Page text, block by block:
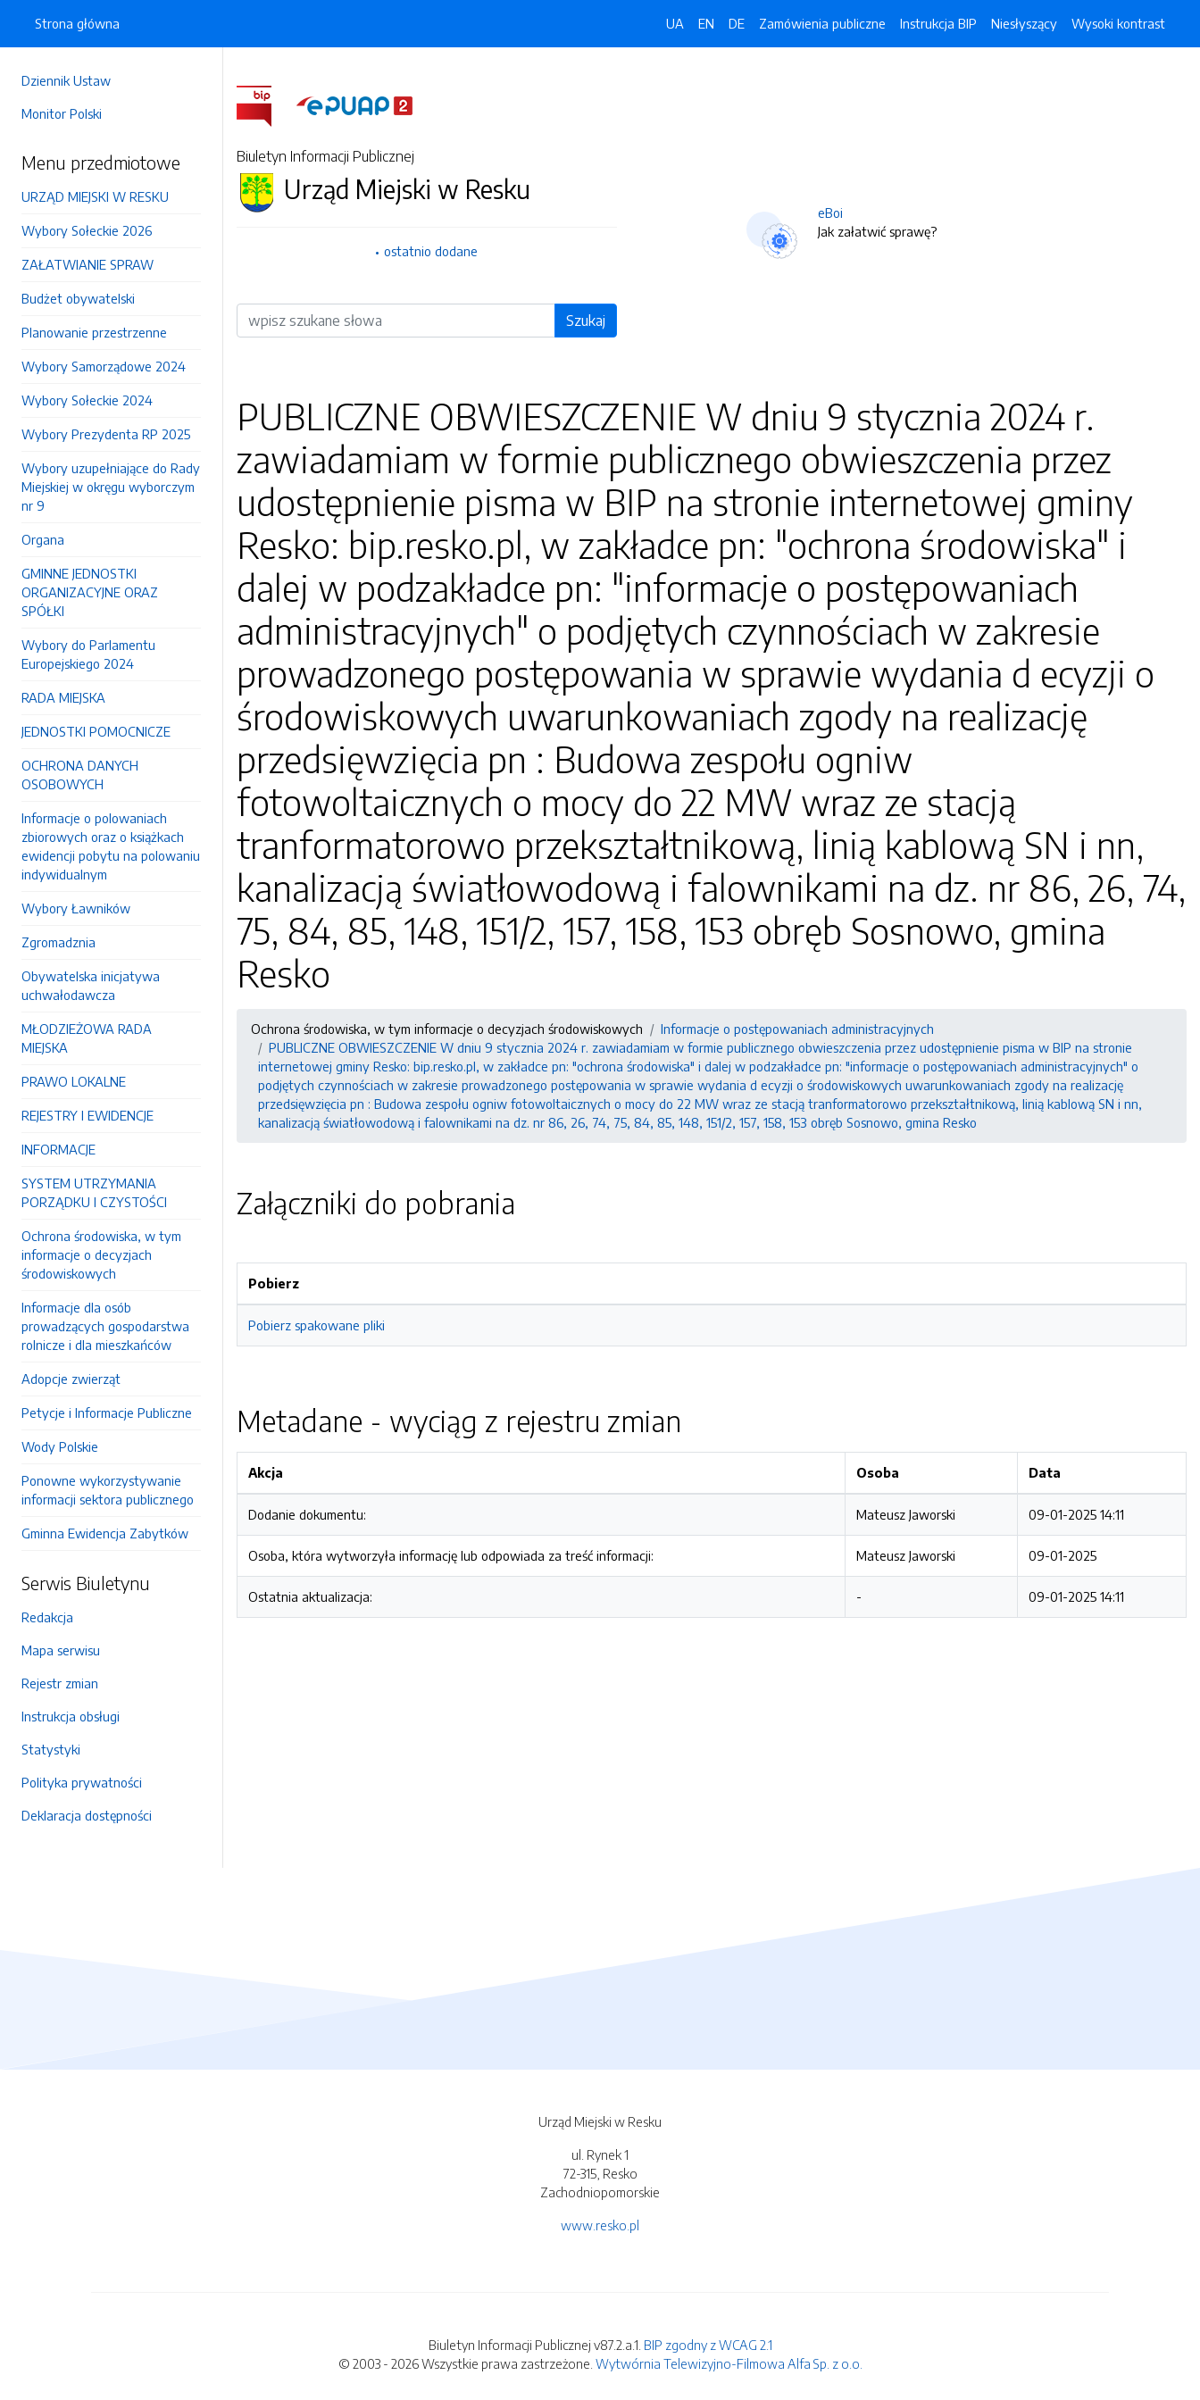
Dziennik Ustaw
Monitor Polski
Menu przedmiotowe
URZĄD MIEJSKI W RESKU
Wybory Sołeckie 2026
ZAŁATWIANIE SPRAW
Budżet obywatelski
Planowanie przestrzenne
Wybory Samorządowe 2024
Wybory Sołeckie 2024
Wybory Prezydenta RP 2025
Wybory uzupełniające do Rady
Miejskiej w okręgu wyborczym
nr 9
Organa
GMINNE JEDNOSTKI
ORGANIZACYJNE ORAZ
SPÓŁKI
Wybory do Parlamentu
Europejskiego 2024
RADA MIEJSKA
JEDNOSTKI POMOCNICZE
OCHRONA DANYCH
OSOBOWYCH
Informacje o polowaniach
zbiorowych oraz o książkach
ewidencji pobytu na polowaniu
indywidualnym
Wybory Ławników
Zgromadznia
Obywatelska inicjatywa
uchwałodawcza
MŁODZIEŻOWA RADA
MIEJSKA
PRAWO LOKALNE
REJESTRY I EWIDENCJE
INFORMACJE
SYSTEM UTRZYMANIA
PORZĄDKU I CZYSTOŚCI
Ochrona środowiska, w tym
informacje o decyzjach
środowiskowych
Informacje dla osób
prowadzących gospodarstwa
rolnicze i dla mieszkańców
Adopcje zwierząt
Petycje i Informacje Publiczne
Wody Polskie
Ponowne wykorzystywanie
informacji sektora publicznego
Gminna Ewidencja Zabytków
Serwis Biuletynu
Redakcja
Mapa serwisu
Rejestr zmian
Instrukcja obsługi
Statystyki
Polityka prywatności
Deklaracja dostępności
Strona główna UA EN DE Zamówienia publiczne Instrukcja BIP Niesłyszący Wysoki kontrast
Biuletyn Informacji Publicznej
Urząd Miejski w Resku
ostatnio dodane
Wyszukiwarka Szukaj
eBoi
Jak załatwić sprawę?
PUBLICZNE OBWIESZCZENIE W dniu 9 stycznia 2024 r.
zawiadamiam w formie publicznego obwieszczenia przez
udostępnienie pisma w BIP na stronie internetowej gminy
Resko: bip.resko.pl, w zakładce pn: "ochrona środowiska" i
dalej w podzakładce pn: "informacje o postępowaniach
administracyjnych" o podjętych czynnościach w zakresie
prowadzonego postępowania w sprawie wydania d ecyzji o
środowiskowych uwarunkowaniach zgody na realizację
przedsięwzięcia pn : Budowa zespołu ogniw
fotowoltaicznych o mocy do 22 MW wraz ze stacją
tranformatorowo przekształtnikową, linią kablową SN i nn,
kanalizacją światłowodową i falownikami na dz. nr 86, 26, 74,
75, 84, 85, 148, 151/2, 157, 158, 153 obręb Sosnowo, gmina
Resko
Ochrona środowiska, w tym informacje o decyzjach środowiskowych
Informacje o postępowaniach administracyjnych
PUBLICZNE OBWIESZCZENIE W dniu 9 stycznia 2024 r. zawiadamiam w formie publicznego obwieszczenia przez udostępnienie pisma w BIP na stronie
internetowej gminy Resko: bip.resko.pl, w zakładce pn: "ochrona środowiska" i dalej w podzakładce pn: "informacje o postępowaniach administracyjnych" o
podjętych czynnościach w zakresie prowadzonego postępowania w sprawie wydania d ecyzji o środowiskowych uwarunkowaniach zgody na realizację
przedsięwzięcia pn : Budowa zespołu ogniw fotowoltaicznych o mocy do 22 MW wraz ze stacją tranformatorowo przekształtnikową, linią kablową SN i nn,
kanalizacją światłowodową i falownikami na dz. nr 86, 26, 74, 75, 84, 85, 148, 151/2, 157, 158, 153 obręb Sosnowo, gmina Resko
Załączniki do pobrania
Pobierz
Pobierz spakowane pliki
Metadane - wyciąg z rejestru zmian
Akcja Osoba Data
Dodanie dokumentu: Mateusz Jaworski 09-01-2025 14:11
Osoba, która wytworzyła informację lub odpowiada za treść informacji: Mateusz Jaworski 09-01-2025
Ostatnia aktualizacja: - 09-01-2025 14:11
Urząd Miejski w Resku
ul. Rynek 1
72-315, Resko
Zachodniopomorskie
www.resko.pl
Biuletyn Informacji Publicznej v87.2.a.1. BIP zgodny z WCAG 2.1
© 2003 - 2026 Wszystkie prawa zastrzeżone. Wytwórnia Telewizyjno-Filmowa Alfa Sp. z o.o.